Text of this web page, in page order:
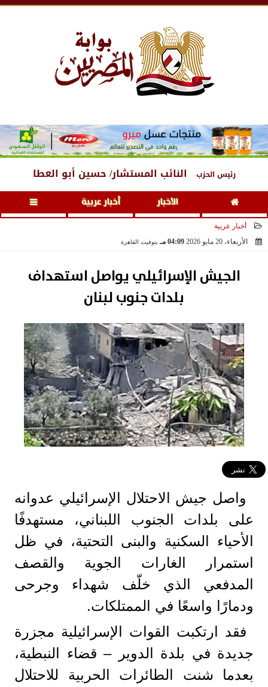
رئيس الحزب النائب المستشار/ حسين أبو العطا
الأخبار أخبار عربية
أخبار عربية
الأربعاء، 20 مايو 2026
04:09 مـ بتوقيت القاهرة
الجيش الإسرائيلي يواصل استهداف
بلدات جنوب لبنان
واصل جيش الاحتلال الإسرائيلي عدوانه
على بلدات الجنوب اللبناني، مستهدفًا
الأحياء السكنية والبنى التحتية، في ظل
استمرار الغارات الجوية والقصف
المدفعي الذي خلّف شهداء وجرحى
ودمارًا واسعًا في الممتلكات.
فقد ارتكبت القوات الإسرائيلية مجزرة
جديدة في بلدة الدوير – قضاء النبطية،
بعدما شنت الطائرات الحربية للاحتلال